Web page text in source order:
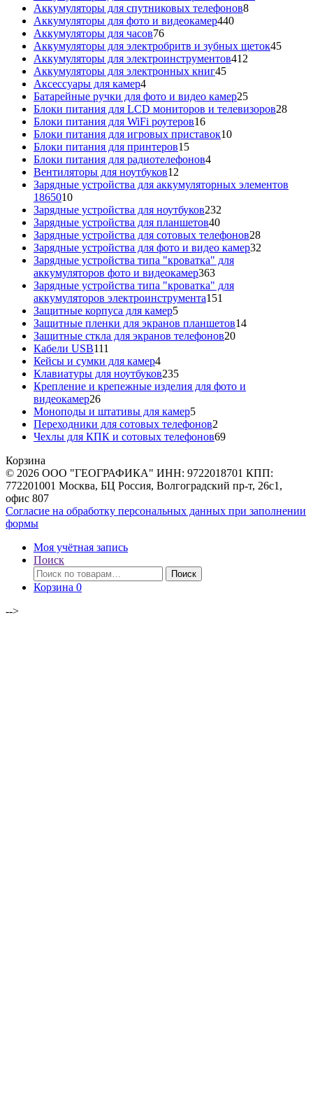
Аккумуляторы для спутниковых телефонов88
Аккумуляторы для фото и видеокамер440440
Аккумуляторы для часов7676
товаров
Аккумуляторы для электробритв и зубных щеток4545
Аккумуляторы для электроинструментов412
Аккумуляторы для электронных книг4545
Аксессуары для камер44
товара
Батарейные ручки для фото и видео камер2525
товаров
Блоки питания для LCD мониторов и телевизоров2828
Блоки питания для WiFi роутеров1616
товаров
Блоки питания для игровых приставок1010
Блоки питания для принтеров1515
товаров
Блоки питания для радиотелефонов44
Вентиляторы для ноутбуков12
товаров
Зарядные устройства для аккумуляторных элементов
186501010
товаров
Зарядные устройства для ноутбуков232
Зарядные устройства для планшетов4040
товаров
Зарядные устройства для сотовых телефонов2828
товаров
Зарядные устройства для фото и видео камер32
Зарядные устройства типа "кроватка" для
аккумуляторов фото и видеокамер363363
товара
Зарядные устройства типа "кроватка" для
аккумуляторов электроинструмента151
Защитные корпуса для камер55
товаров
Защитные пленки для экранов планшетов1414
Защитные сткла для экранов телефонов2020
Кабели USB111
товаров
Кейсы и сумки для камер44
товара
Клавиатуры для ноутбуков235235
товаров
Крепление и крепежные изделия для фото и
видеокамер2626
товаров
Моноподы и штативы для камер55
товаров
Переходники для сотовых телефонов2
товара
Чехлы для КПК и сотовых телефонов6969
Корзина
© 2026 ООО "ГЕОГРАФИКА" ИНН: 9722018701 КПП:
772201001 Москва, БЦ Россия, Волгоградский пр-т, 26с1,
офис 807
Согласие на обработку персональных данных при заполнении
формы
Моя учётная запись
Поиск
Искать:
Поиск
Корзина 0
-->